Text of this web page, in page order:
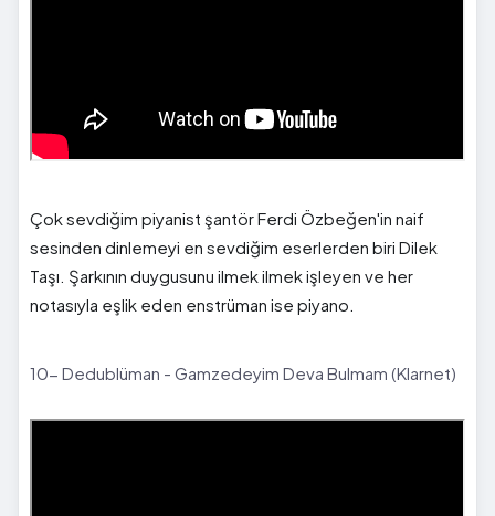
Çok sevdiğim piyanist şantör Ferdi Özbeğen'in naif
sesinden dinlemeyi en sevdiğim eserlerden biri Dilek
Taşı. Şarkının duygusunu ilmek ilmek işleyen ve her
notasıyla eşlik eden enstrüman ise piyano.
10- Dedublüman - Gamzedeyim Deva Bulmam (Klarnet)